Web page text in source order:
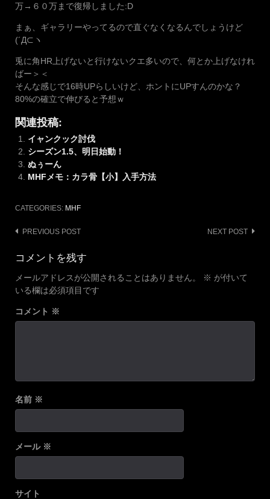
万→６０万まで復帰しました:D
まぁ、ギャラリーやってるので直ぐなくなるんでしょうけど
(´Д⊂ヽ
兎に角HR上げないと行けないクエ多いので、何とか上げなけれ
ばー＞＜
そんな感じで16時UPらしいけど、ホントにUPすんのかな？
80%の確立で伸びると予想ｗ
関連投稿:
イャンクック討伐
シーズン1.5、明日始動！
ぬぅーん
MHFメモ：カラ骨【小】入手方法
CATEGORIES: MHF
Post
navigation
PREVIOUS POST NEXT POST
コメントを残す
メールアドレスが公開されることはありません。 ※ が付いて
いる欄は必須項目です
コメント ※
名前 ※
メール ※
サイト